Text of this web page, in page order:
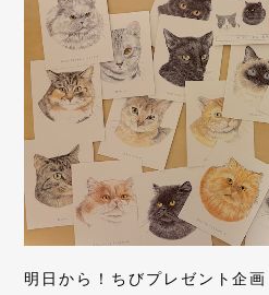
明日から！ちびプレゼント企画